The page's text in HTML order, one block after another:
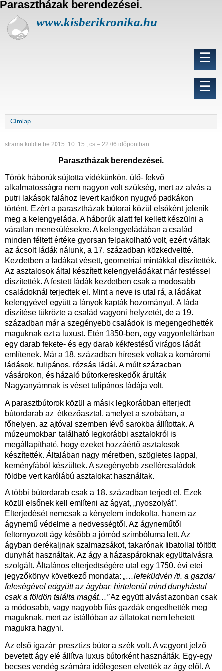
U
Parasztházak berendezései.
www.kisberikronika.hu
☰
☰
Morzsa
Címlap
strama küldte be 2015. 10. 15., cs – 22:06 időpontban
Parasztházak berendezései.
Török háborúk sújtotta vidékünkön, ülő- fekvő
alkalmatosságra nem nagyon volt szükség, mert az alvás a
putri lakások falához levert karókon nyugvó padkákon
történt. Ezért a parasztházak bútorai közül elsőként jelenik
meg a kelengyeláda. A háborúk alatt fel kellett készülni a
váratlan menekülésekre. A kelengyeládában a család
minden féltett értéke gyorsan felpakolható volt, ezért váltak
az ácsolt ládák nálunk, a 17. században közkedveltté.
Kezdetben a ládákat vésett, geometriai mintákkal díszítették.
Az asztalosok által készített kelengyeládákat már festéssel
díszítették. A festett ládák kezdetben csak a módosabb
családoknál terjedtek el. Mint a neve is utal rá, a ládákat
kelengyével együtt a lányok kapták hozományul. A láda
díszítése tükrözte a család vagyoni helyzetét, de a 19.
században már a szegényebb családok is megengedhették
maguknak ezt a luxust. Etén 1850-ben, egy vagyonleltárban
egy darab fekete- és egy darab kékfestésű virágos ládát
említenek. Már a 18. században híresek voltak a komáromi
ládások, tulipános, rózsás ládái. A múlt században
vásárokon, és házaló bútorkereskedők árulták.
Nagyanyámnak is véset tulipános ládája volt.
A parasztbútorok közül a másik legkorábban elterjedt
bútordarab az étkezőasztal, amelyet a szobában, a
főhelyen, az ajtóval szemben lévő sarokba állítottak. A
múzeumokban található legkorábbi asztalokról is
megállapítható, hogy ezeket hozzáértő asztalosok
készítették. Általában nagy méretben, szögletes lappal,
keményfából készültek. A szegényebb zsellércsaládok
földbe vert karólábú asztalokat használtak.
A többi bútordarab csak a 18. században terjedt el. Ezek
közül elsőnek kell említeni az ágyat, „nyoszolyát”.
Elterjedését nemcsak a kényelem indokolta, hanem az
ágynemű védelme a nedvességtől. Az ágyneműtől
feltornyozott ágy később a jómód szimbóluma lett. Az
ágyban derékaljnak szalmazsákot, takarónak libatollal töltött
dunyhát használtak. Az ágy a házaspároknak együttalvásra
szolgált. Általános elterjedtségére utal egy 1750. évi etei
jegyzőkönyv következő mondata: „…lefeküdvén /ti. a gazda/
feleségével edgyütt az ágyban hirtelenül mind dunyhástul
csak a földön találta magát…”Az együtt alvást azonban csak
a módosabb, vagy nagyobb fiús gazdák engedhették meg
maguknak, mert az istállóban az állatokat nem lehetett
magukra hagyni.
Az első igazán presztizs bútor a szék volt. A vagyont jelző
bevetett ágy elé állítva luxus bútorként használták. Egy-egy
becses vendég számára időlegesen elvették az ágy elől. A